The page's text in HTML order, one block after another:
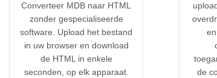
Converteer MDB naar HTML
zonder gespecialiseerde
software. Upload het bestand
in uw browser en download
de HTML in enkele
seconden, op elk apparaat.
de